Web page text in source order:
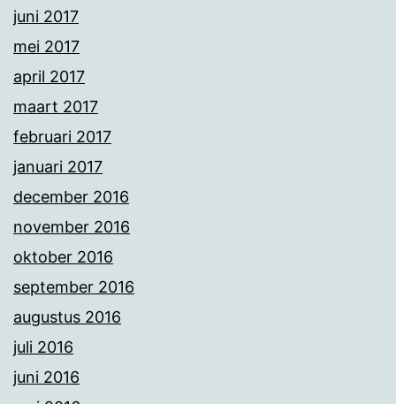
juni 2017
mei 2017
april 2017
maart 2017
februari 2017
januari 2017
december 2016
november 2016
oktober 2016
september 2016
augustus 2016
juli 2016
juni 2016